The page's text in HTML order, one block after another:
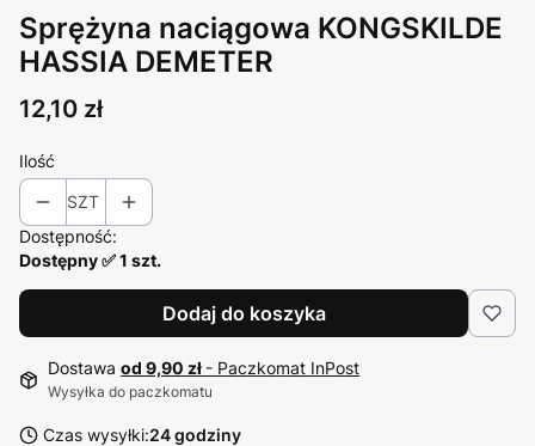
Sprężyna naciągowa KONGSKILDE
HASSIA DEMETER
Cena
12,10 zł
Ilość
SZT
Dostępność:
Dostępny ✅ 1 szt.
Dodaj do koszyka
Dostawa od 9,90 zł - Paczkomat InPost
Wysyłka do paczkomatu
Czas wysyłki:24 godziny